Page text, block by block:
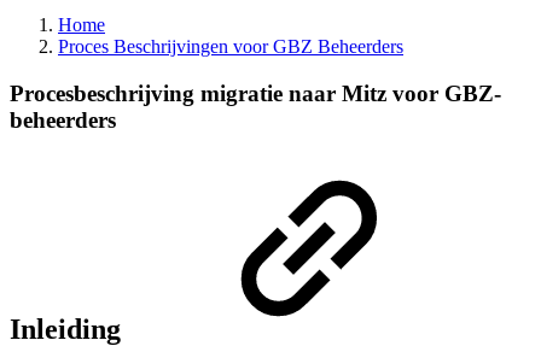
Home
Proces Beschrijvingen voor GBZ Beheerders
Procesbeschrijving migratie naar Mitz voor GBZ-
beheerders
Inleiding